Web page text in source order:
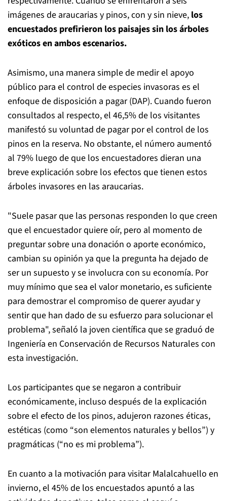
imágenes de araucarias y pinos, con y sin nieve, los
encuestados prefirieron los paisajes sin los árboles
exóticos en ambos escenarios.
Asimismo, una manera simple de medir el apoyo
público para el control de especies invasoras es el
enfoque de disposición a pagar (DAP). Cuando fueron
consultados al respecto, el 46,5% de los visitantes
manifestó su voluntad de pagar por el control de los
pinos en la reserva. No obstante, el número aumentó
al 79% luego de que los encuestadores dieran una
breve explicación sobre los efectos que tienen estos
árboles invasores en las araucarias.
"Suele pasar que las personas responden lo que creen
que el encuestador quiere oír, pero al momento de
preguntar sobre una donación o aporte económico,
cambian su opinión ya que la pregunta ha dejado de
ser un supuesto y se involucra con su economía. Por
muy mínimo que sea el valor monetario, es suficiente
para demostrar el compromiso de querer ayudar y
sentir que han dado de su esfuerzo para solucionar el
problema", señaló la joven científica que se graduó de
Ingeniería en Conservación de Recursos Naturales con
esta investigación.
Los participantes que se negaron a contribuir
económicamente, incluso después de la explicación
sobre el efecto de los pinos, adujeron razones éticas,
estéticas (como “son elementos naturales y bellos”) y
pragmáticas (“no es mi problema”).
En cuanto a la motivación para visitar Malalcahuello en
invierno, el 45% de los encuestados apuntó a las